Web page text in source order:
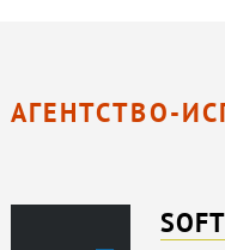
АГЕНТСТВО-